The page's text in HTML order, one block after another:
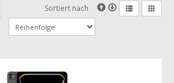
Sortiert nach